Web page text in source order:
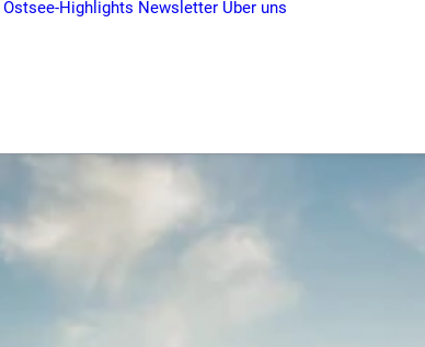
Ostsee-Highlights Newsletter Über uns